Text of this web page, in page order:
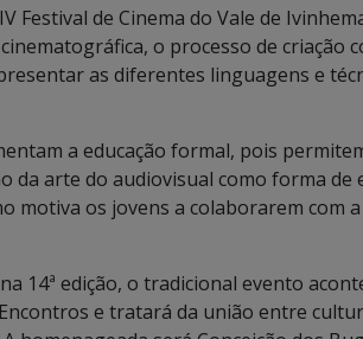
Festival de Cinema do Vale de
o processo de criação
as diferentes linguagens e
a educação formal, pois
da arte do audiovisual como forma de
motiva os jovens a colaborarem com
na 14ª edição, o tradicional evento
e tratará da união entre